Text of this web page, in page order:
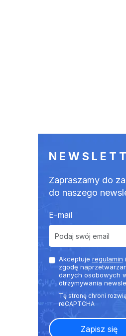
Zapraszamy do
do naszego
E-mail
Akceptuje regulamin
zgodę
danych osobowych
otrzymywania